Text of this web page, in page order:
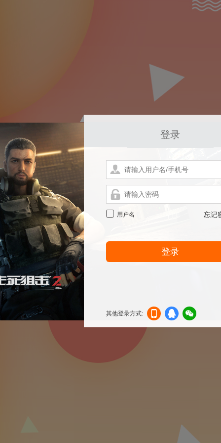
登录
用户名 忘记
登录
其他登录方式:
机登
登录
信登